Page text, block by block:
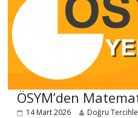
ÖSYM’den
14 Mart 2026 Doğru